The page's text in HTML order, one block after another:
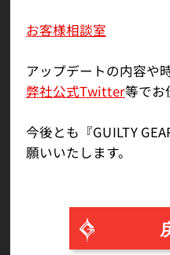
お客様相談室
アップデートの内容や
弊社公式Twitter等でお
今後とも『GUILTY
願いいたします。